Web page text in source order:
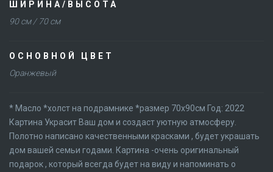
ШИРИНА/ВЫСОТА
90 см / 70 см
ОСНОВНОЙ ЦВЕТ
Оранжевый
* Масло *холст на подрамнике *размер 70х90см Год: 2022
Картина Украсит Ваш дом и создаст уютную атмосферу.
Полотно написано качественными красками , будет украшать
дом вашей семьи годами. Картина -очень оригинальный
подарок , который всегда будет на виду и напоминать о